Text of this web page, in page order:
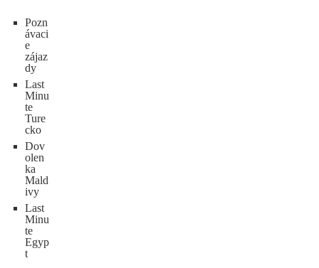
Pozn
ávaci
e
zájaz
dy
Last
Minu
te
Ture
cko
Dov
olen
ka
Mald
ivy
Last
Minu
te
Egyp
t